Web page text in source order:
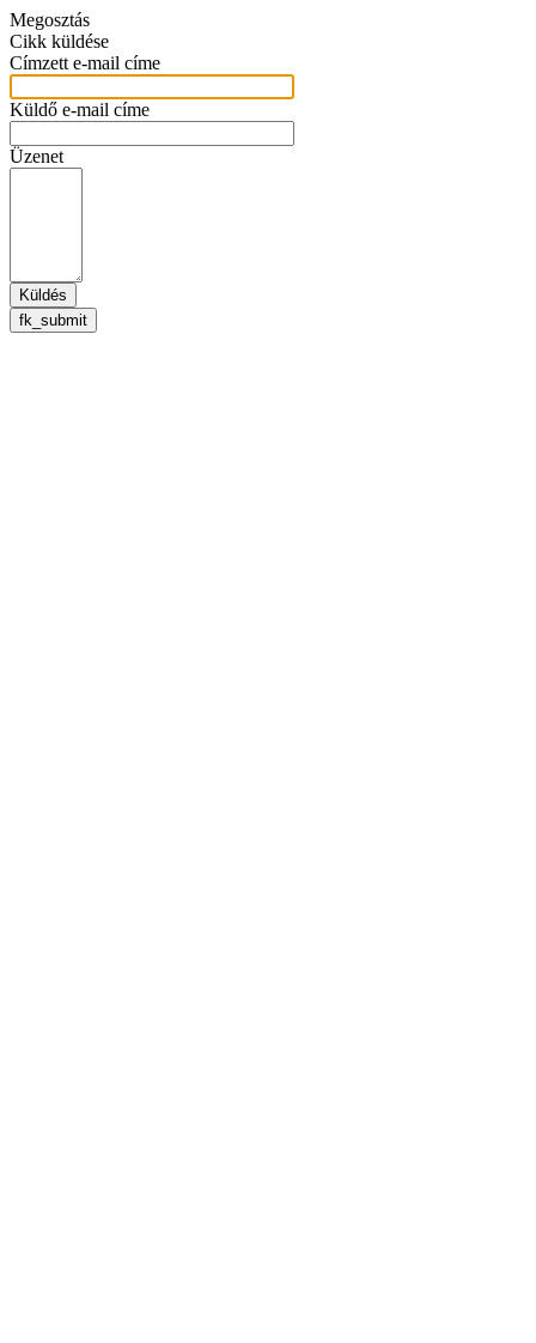
Megosztás
Cikk küldése
Címzett e-mail címe
Küldő e-mail címe
Üzenet